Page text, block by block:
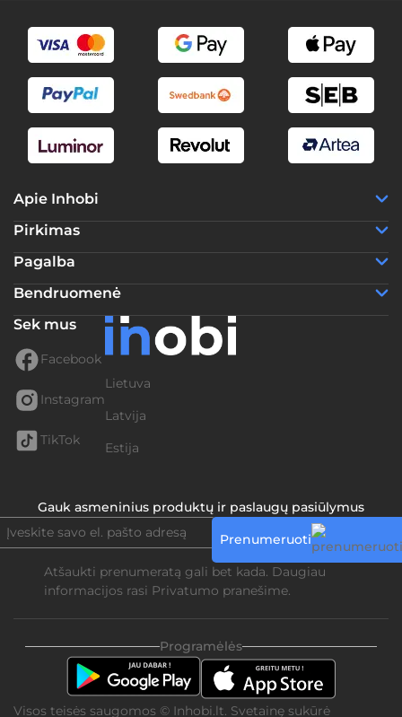
Apie Inhobi
Pirkimas
Pagalba
Bendruomenė
Sek mus
Facebook
Instagram
TikTok
Lietuva
Latvija
Estija
Gauk asmeninius produktų ir paslaugų pasiūlymus
Prenumeruoti
Atšaukti prenumeratą gali bet kada. Daugiau
informacijos rasi Privatumo pranešime.
Visos teisės saugomos © Inhobi.lt. Svetainę sukūrė
Programėlės